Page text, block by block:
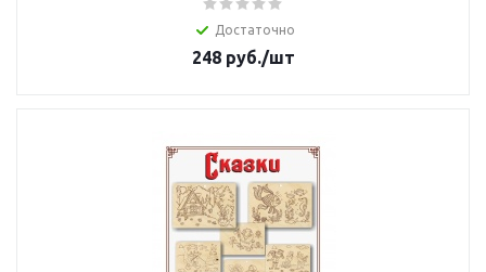
Достаточно
248 руб./шт